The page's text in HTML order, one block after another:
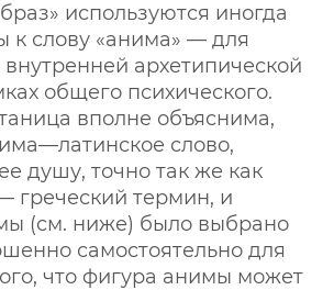
используются иногда
к слову «анима» — для
архетипической
общего психического.
вполне объяснима,
слово,
душу, точно так же как
греческий термин, и
(см. ниже) было выбрано
самостоятельно для
что фигура анимы может